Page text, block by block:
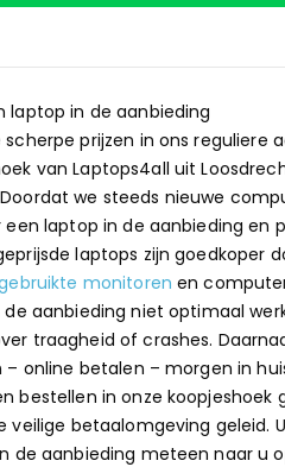
laptop in de aanbieding
scherpe prijzen in ons
van Laptops4all uit
we steeds nieuwe
een laptop in de aanbieding en
laptops zijn goedkoper
monitoren en
de aanbieding niet optimaal
traagheid of crashes.
– online betalen – morgen in
bestellen in onze
veilige betaalomgeving geleid.
de aanbieding meteen naar u